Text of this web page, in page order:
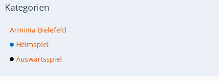
Kategorien
Arminia Bielefeld
Heimspiel
Auswärtsspiel